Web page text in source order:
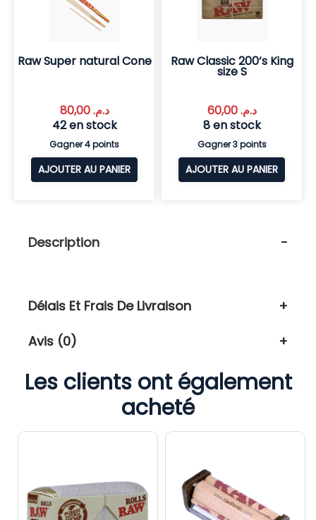
Raw Super natural Cone
د.م.80,00
42 en stock
Gagner 4 points
AJOUTER AU PANIER
Raw Classic 200’s King
size S
د.م.60,00
8 en stock
Gagner 3 points
AJOUTER AU PANIER
Description
Délais Et Frais De Livraison
Avis (0)
Les clients ont également
acheté